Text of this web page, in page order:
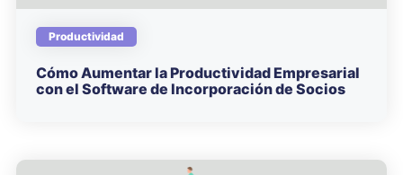
Productividad
Cómo Aumentar la Productividad Empresarial
con el Software de Incorporación de Socios